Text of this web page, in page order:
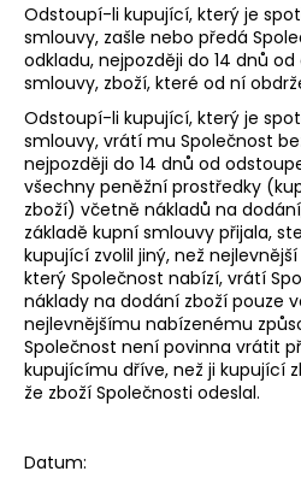
Odstoupí-li kupující, který je
smlouvy, zašle nebo předá
odkladu, nejpozději do 14 dnů
smlouvy, zboží, které od ní
Odstoupí-li kupující, který je
smlouvy, vrátí mu Společnost
nejpozději do 14 dnů od
všechny peněžní prostředky
zboží) včetně nákladů na
základě kupní smlouvy přijala,
kupující zvolil jiný, než
který Společnost nabízí, vrátí
náklady na dodání zboží pouze
nejlevnějšímu nabízenému
Společnost není povinna vrátit
kupujícímu dříve, než ji kupující
že zboží Společnosti odeslal.
Datum: